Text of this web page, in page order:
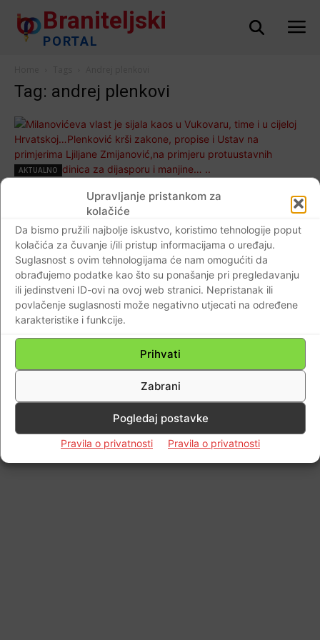
Upravljanje pristankom za
kolačiće
Da bismo pružili najbolje iskustvo, koristimo tehnologije poput
kolačića za čuvanje i/ili pristup informacijama o uređaju.
Suglasnost s ovim tehnologijama će nam omogućiti da
obrađujemo podatke kao što su ponašanje pri pregledavanju
ili jedinstveni ID-ovi na ovoj web stranici. Nepristanak ili
povlačenje suglasnosti može negativno utjecati na određene
karakteristike i funkcije.
Prihvati
Zabrani
Pogledaj postavke
Pravila o privatnosti Pravila o privatnosti
Braniteljski
PORTAL
Tag: andrej plenkovi
AKTUALNO
Milanovićeva vlast je sijala kaos u
Vukovaru, time i u cijeloj Hrvatskoj…
Plenković krši zakone, propise i Ustav na
primjerima Ljiljane Zmijanović,na primjeru
protuustavnih izbornih jedinica za dijasporu
i manjine… ..
Braniteljski portal - 26.08.2019
© Newspaper WordPress Theme by TagDiv